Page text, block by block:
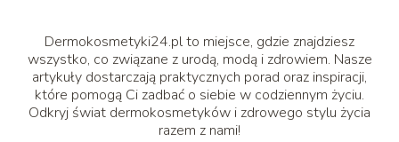
Dermokosmetyki24.pl to miejsce, gdzie znajdziesz
wszystko, co związane z urodą, modą i zdrowiem. Nasze
artykuły dostarczają praktycznych porad oraz inspiracji,
które pomogą Ci zadbać o siebie w codziennym życiu.
Odkryj świat dermokosmetyków i zdrowego stylu życia
razem z nami!